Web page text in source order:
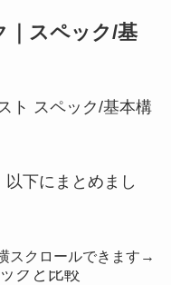
｜スペック/基
下にまとめまし
スクロールできます→
クと比較